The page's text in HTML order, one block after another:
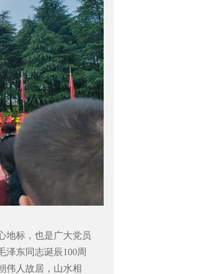
地标，也是广大党员
泽东同志诞辰100周
伟人故居，山水相